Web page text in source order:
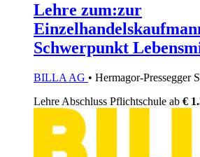
Lehre zum:zur
Schwerpunkt
BILLA AG • Hermagor-Pressegger
Lehre Abschluss Pflichtschule ab €